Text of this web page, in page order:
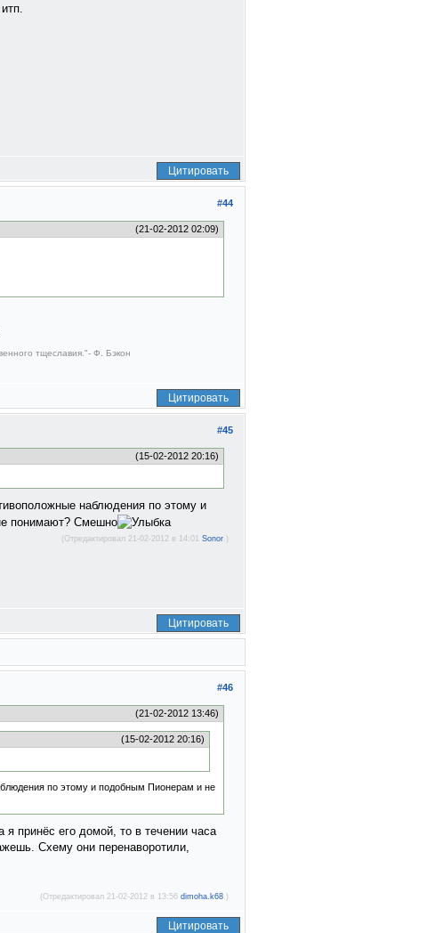
Цитировать
#44
(21-02-2012 02:09)
тщеславия."- Ф. Бэкон
Цитировать
#45
(15-02-2012 20:16)
наблюдения по этому и
понимают? Смешно
(Отредактировал 21-02-2012 в 14:01 Sonor.)
Цитировать
#46
(21-02-2012 13:46)
(15-02-2012 20:16)
по этому и подобным Пионерам и не
принёс его домой, то в течении часа
Схему они перенаворотили,
(Отредактировал 21-02-2012 в 13:56 dimoha.k68.)
Цитировать